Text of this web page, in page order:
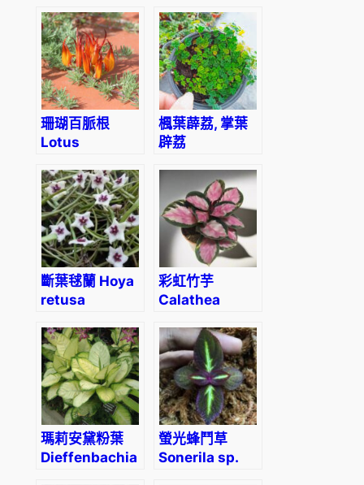
珊瑚百脈根
Lotus
楓葉薜荔, 掌葉
辟荔
斷葉毬蘭 Hoya
retusa
彩虹竹芋
Calathea
(Calathea
roseopicta)
瑪莉安黛粉葉
Dieffenbachia
螢光蜂鬥草
Sonerila sp.